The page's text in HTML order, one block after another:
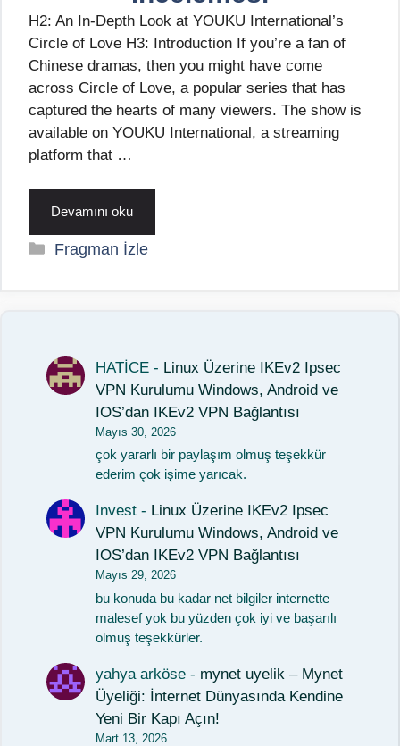
H2: An In-Depth Look at YOUKU International’s
Circle of Love H3: Introduction If you’re a fan of
Chinese dramas, then you might have come
across Circle of Love, a popular series that has
captured the hearts of many viewers. The show is
available on YOUKU International, a streaming
platform that …
Devamını oku
Kategoriler
Fragman İzle
HATİCE - Linux Üzerine IKEv2 Ipsec
VPN Kurulumu Windows, Android ve
IOS’dan IKEv2 VPN Bağlantısı
Mayıs 30, 2026
çok yararlı bir paylaşım olmuş teşekkür
ederim çok işime yarıcak.
Invest - Linux Üzerine IKEv2 Ipsec
VPN Kurulumu Windows, Android ve
IOS’dan IKEv2 VPN Bağlantısı
Mayıs 29, 2026
bu konuda bu kadar net bilgiler internette
malesef yok bu yüzden çok iyi ve başarılı
olmuş teşekkürler.
yahya arköse - mynet uyelik – Mynet
Üyeliği: İnternet Dünyasında Kendine
Yeni Bir Kapı Açın!
Mart 13, 2026